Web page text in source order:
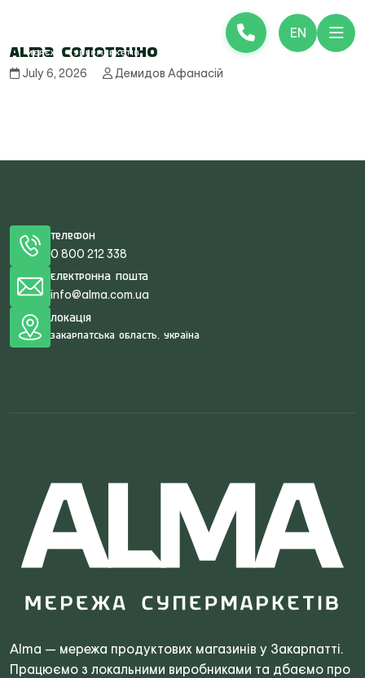
EN
Search
for:
Alma Солотвино
July 6, 2026 Демидов Афанасій
Телефон
0 800 212 338
Електронна пошта
info@alma.com.ua
Локація
Закарпатська область, Україна
Alma — мережа продуктових магазинів у Закарпатті.
Працюємо з локальними виробниками та дбаємо про